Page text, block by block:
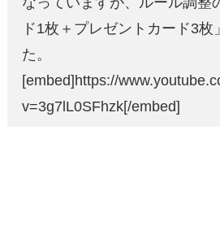
ド1枚＋プレゼントカード3枚
た。
[embed]https://
v=3g7lL0SFhzk[/embed]